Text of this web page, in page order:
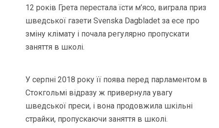
12 років Грета перестала їсти м’ясо, виграла приз
шведської газети Svenska Dagbladet за есе про
зміну клімату і почала регулярно пропускати
заняття в школі.
У серпні 2018 року її поява перед парламентом в
Стокгольмі відразу ж привернула увагу
шведської преси, і вона продовжила шкільні
страйки, пропускаючи заняття в школі.